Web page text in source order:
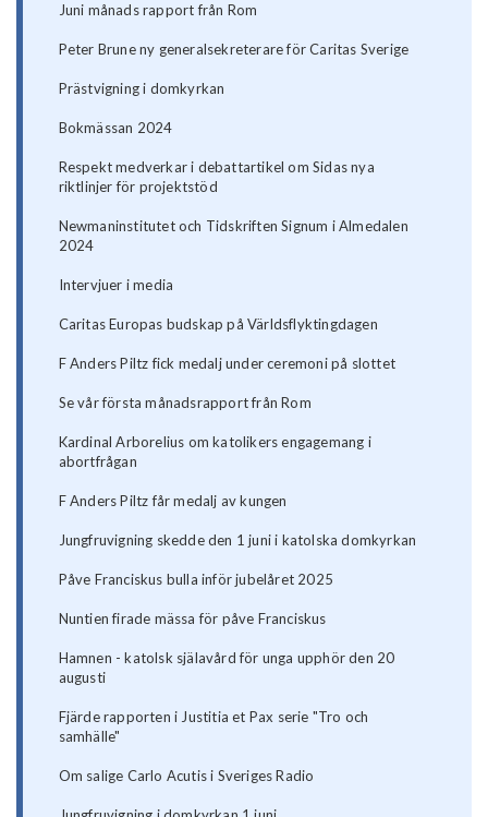
Juni månads rapport från Rom
Peter Brune ny generalsekreterare för Caritas Sverige
Prästvigning i domkyrkan
Bokmässan 2024
Respekt medverkar i debattartikel om Sidas nya
riktlinjer för projektstöd
Newmaninstitutet och Tidskriften Signum i Almedalen
2024
Intervjuer i media
Caritas Europas budskap på Världsflyktingdagen
F Anders Piltz fick medalj under ceremoni på slottet
Se vår första månadsrapport från Rom
Kardinal Arborelius om katolikers engagemang i
abortfrågan
F Anders Piltz får medalj av kungen
Jungfruvigning skedde den 1 juni i katolska domkyrkan
Påve Franciskus bulla inför jubelåret 2025
Nuntien firade mässa för påve Franciskus
Hamnen - katolsk själavård för unga upphör den 20
augusti
Fjärde rapporten i Justitia et Pax serie "Tro och
samhälle"
Om salige Carlo Acutis i Sveriges Radio